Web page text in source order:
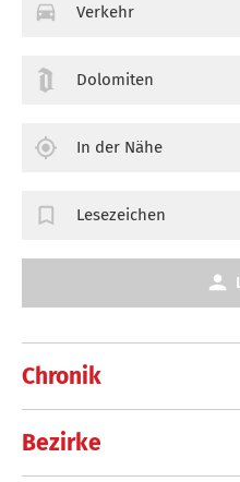
Chronik
Bezirke
Verkehr
Dolomiten
In der Nähe
Lesezeichen